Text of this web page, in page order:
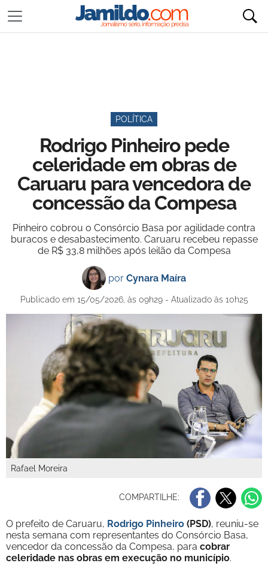
POLÍTICA
Rodrigo Pinheiro pede
celeridade em obras de
Caruaru para vencedora de
concessão da Compesa
Pinheiro cobrou o Consórcio Basa por agilidade contra
buracos e desabastecimento. Caruaru recebeu repasse
de R$ 33,8 milhões após leilão da Compesa
por Cynara Maíra
Publicado em 15/05/2026, às 09h29 - Atualizado às 10h25
Rafael Moreira
COMPARTILHE:
O prefeito de Caruaru, Rodrigo Pinheiro (PSD), reuniu-se
nesta semana com representantes do Consórcio Basa,
vencedor da concessão da Compesa, para cobrar
celeridade nas obras em execução no município.